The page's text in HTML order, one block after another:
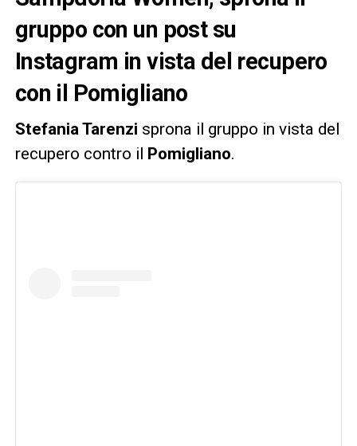
gruppo con un post su
Instagram in vista del recupero
con il Pomigliano
Stefania Tarenzi sprona il gruppo in vista del
recupero contro il Pomigliano.